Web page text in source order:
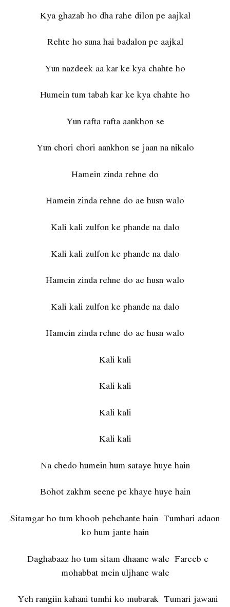
Kya ghazab ho dha rahe dilon pe aajkal
Rehte ho suna hai badalon pe aajkal
Yun nazdeek aa kar ke kya chahte ho
Humein tum tabah kar ke kya chahte ho
Yun rafta rafta aankhon se
Yun chori chori aankhon se jaan na nikalo
Hamein zinda rehne do
Hamein zinda rehne do ae husn walo
Kali kali zulfon ke phande na dalo
Kali kali zulfon ke phande na dalo
Hamein zinda rehne do ae husn walo
Kali kali zulfon ke phande na dalo
Hamein zinda rehne do ae husn walo
Kali kali
Kali kali
Kali kali
Kali kali
Na chedo humein hum sataye huye hain
Bohot zakhm seene pe khaye huye hain
Sitamgar ho tum khoob pehchante hain Tumhari adaon
ko hum jante hain
Daghabaaz ho tum sitam dhaane wale Fareeb e
mohabbat mein uljhane wale
Yeh rangiin kahani tumhi ko mubarak Tumari jawani